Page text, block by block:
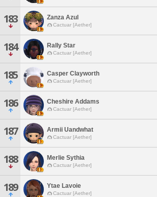
183 Zanza Azul
Cactuar [Aether]
184 Rally Star
Cactuar [Aether]
185 Casper Clayworth
Cactuar [Aether]
186 Cheshire Addams
Cactuar [Aether]
187 Armii Uandwhat
Cactuar [Aether]
188 Merlie Sythia
Cactuar [Aether]
189 Ytae Lavoie
Cactuar [Aether]